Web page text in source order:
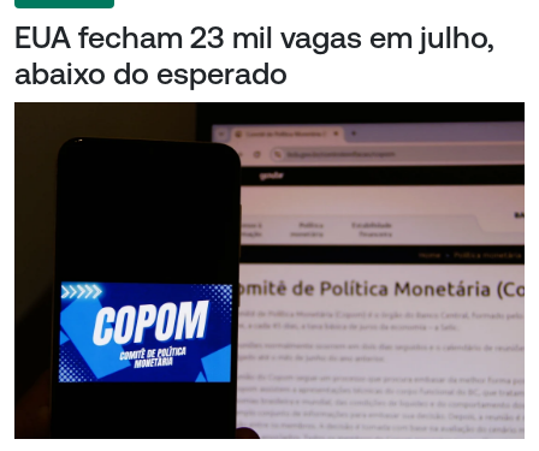
EUA fecham 23 mil vagas em julho,
abaixo do esperado